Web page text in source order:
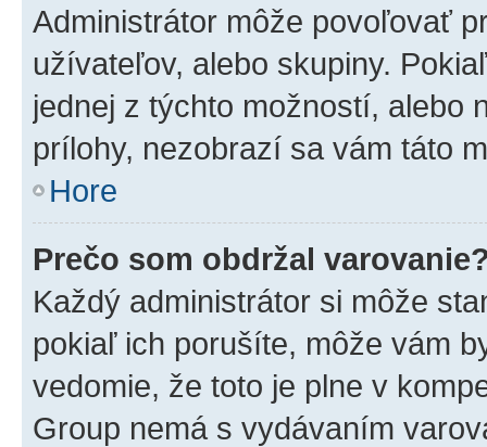
Administrátor môže povoľovať
užívateľov, alebo skupiny.
jednej z týchto možností, alebo
prílohy, nezobrazí sa vám táto
Hore
Prečo som obdržal
Každý administrátor si môže
pokiaľ ich porušíte, môže vám
vedomie, že toto je plne v
Group nemá s vydávaním